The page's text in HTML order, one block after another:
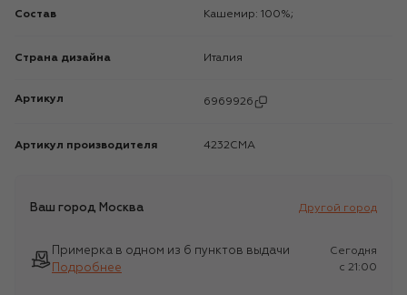
Состав Кашемир: 100%;
Страна дизайна Италия
Артикул 6969926
Артикул производителя 4232CMA
Ваш город Москва Другой город
Примерка в одном из 6 пунктов выдачи
Подробнее
Сегодня
c 21:00